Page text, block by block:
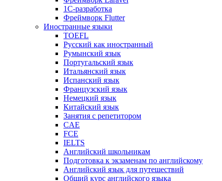
1C-разработка
Фреймворк Flutter
Иностранные языки
TOEFL
Русский как иностранный
Румынский язык
Португальский язык
Итальянский язык
Испанский язык
Французский язык
Немецкий язык
Китайский язык
Занятия с репетитором
CAE
FCE
IELTS
Английский школьникам
Подготовка к экзаменам по английскому
Английский язык для путешествий
Общий курс английского языка